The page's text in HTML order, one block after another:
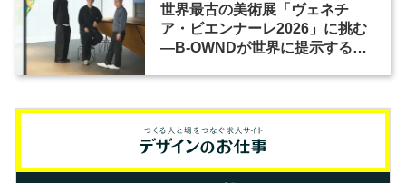
世界最古の美術展「ヴェネチ
ア・ビエンナーレ2026」に挑む
―B-OWNDが世界に提示する美